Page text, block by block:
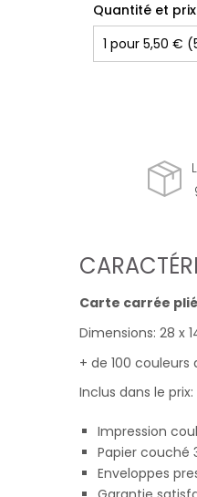
Quantité et prix
Carte carrée
Dimensions: 28 x
+ de 100 couleurs
Inclus dans le prix:
Impression
Papier couché
Enveloppes